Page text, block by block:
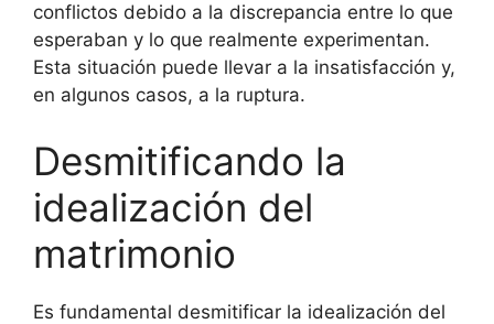
conflictos debido a la discrepancia entre lo que
esperaban y lo que realmente experimentan.
Esta situación puede llevar a la insatisfacción y,
en algunos casos, a la ruptura.
Desmitificando la
idealización del
matrimonio
Es fundamental desmitificar la idealización del